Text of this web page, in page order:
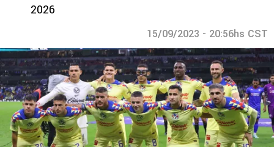
2026
15/09/2023 - 20:56hs CST